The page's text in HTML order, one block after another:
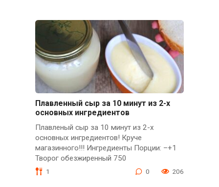
Плавленный сыр за 10 минут из 2-х
основных ингредиентов
Плавленый сыр за 10 минут из 2-х
основных ингредиентов! Круче
магазинного!!! Ингредиенты Порции: –+1
Творог обезжиренный 750
1 0 206